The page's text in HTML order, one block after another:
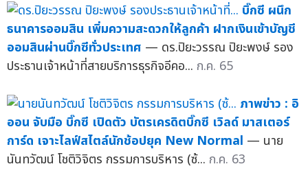
บิ๊กซี ผนึก
ธนาคารออมสิน เพิ่มความสะดวกให้ลูกค้า ฝากเงินเข้าบัญชี
ออมสินผ่านบิ๊กซีทั่วประเทศ — ดร.ปิยะวรรณ ปิยะพงษ์ รอง
ประธานเจ้าหน้าที่สายบริการธุรกิจอีคอ... ก.ค. 65
ภาพข่าว : อิ
ออน จับมือ บิ๊กซี เปิดตัว บัตรเครดิตบิ๊กซี เวิลด์ มาสเตอร์
การ์ด เจาะไลฟ์สไตล์นักช้อปยุค New Normal — นาย
นันทวัฒน์ โชติวิจิตร กรรมการบริหาร (ซ้... ก.ค. 63